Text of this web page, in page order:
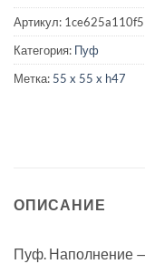
Артикул: 1ce625a110f5
Категория: Пуф
Метка: 55 x 55 x h47
ОПИСАНИЕ
Пуф. Наполнение